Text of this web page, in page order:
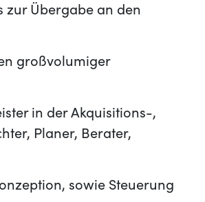
zur Übergabe an den
großvolumiger
in der Akquisitions-,
Planer, Berater,
sowie Steuerung